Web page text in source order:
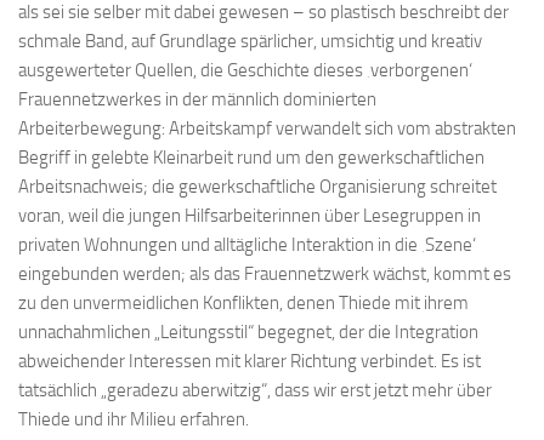
als sei sie selber mit dabei gewesen – so plastisch beschreibt der
schmale Band, auf Grundlage spärlicher, umsichtig und kreativ
ausgewerteter Quellen, die Geschichte dieses ‚verborgenen‘
Frauennetz­werkes in der männlich dominierten
Arbeiterbewegung: Arbeitskampf verwandelt sich vom abstrakten
Begriff in gelebte Kleinarbeit rund um den gewerkschaftlichen
Arbeitsnachweis; die gewerkschaftliche Organisierung schreitet
voran, weil die jungen Hilfsarbeiterinnen über Lesegruppen in
privaten Wohnungen und alltägliche Interaktion in die ‚Szene‘
eingebunden werden; als das Frauennetzwerk wächst, kommt es
zu den unvermeidlichen Konflikten, denen Thiede mit ihrem
unnachahmlichen „Leitungsstil“ begegnet, der die Integration
abweichender Interessen mit klarer Richtung verbindet. Es ist
tatsächlich „geradezu aberwitzig“, dass wir erst jetzt mehr über
Thiede und ihr Milieu erfahren.